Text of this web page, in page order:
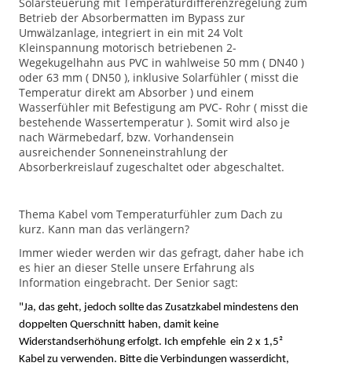
Betrieb der Absorbermatten im Bypass zur
Umwälzanlage, integriert in ein mit 24 Volt
Kleinspannung motorisch betriebenen 2-
Wegekugelhahn aus PVC in wahlweise 50 mm ( DN40 )
oder 63 mm ( DN50 ), inklusive Solarfühler ( misst die
Temperatur direkt am Absorber ) und einem
Wasserfühler mit Befestigung am PVC- Rohr ( misst die
bestehende Wassertemperatur ). Somit wird also je
nach Wärmebedarf, bzw. Vorhandensein
ausreichender Sonneneinstrahlung der
Absorberkreislauf zugeschaltet oder abgeschaltet.
Thema Kabel vom Temperaturfühler zum Dach zu
kurz. Kann man das verlängern?
Immer wieder werden wir das gefragt, daher habe ich
es hier an dieser Stelle unsere Erfahrung als
Information eingebracht. Der Senior sagt:
"Ja, das geht, jedoch sollte das Zusatzkabel mindestens den
doppelten Querschnitt haben, damit keine
Widerstandserhöhung erfolgt. Ich empfehle ein 2 x 1,5²
Kabel zu verwenden. Bitte die Verbindungen wasserdicht,